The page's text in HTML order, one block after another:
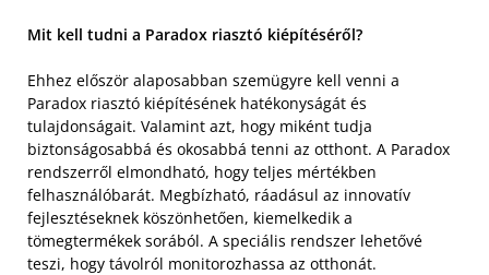
Mit kell tudni a Paradox riasztó kiépítéséről?
Ehhez először alaposabban szemügyre kell venni a
Paradox riasztó kiépítésének hatékonyságát és
tulajdonságait. Valamint azt, hogy miként tudja
biztonságosabbá és okosabbá tenni az otthont. A Paradox
rendszerről elmondható, hogy teljes mértékben
felhasználóbarát. Megbízható, ráadásul az innovatív
fejlesztéseknek köszönhetően, kiemelkedik a
tömegtermékek sorából. A speciális rendszer lehetővé
teszi, hogy távolról monitorozhassa az otthonát.